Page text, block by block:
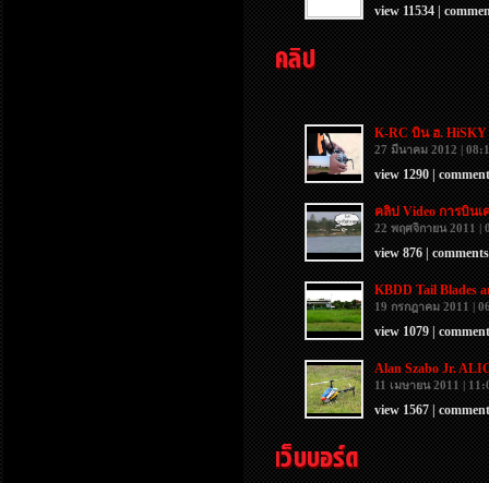
view 11534 |
K-RC บิน ฮ. HiSKY
27 มีนาคม 2012 |
view 1290 |
คลิป Video การบินเ
22 พฤศจิกายน 2011 |
view 876 |
KBDD Tail Blades
19 กรกฎาคม 2011 |
view 1079 |
Alan Szabo Jr.
11 เมษายน 2011 |
view 1567 |